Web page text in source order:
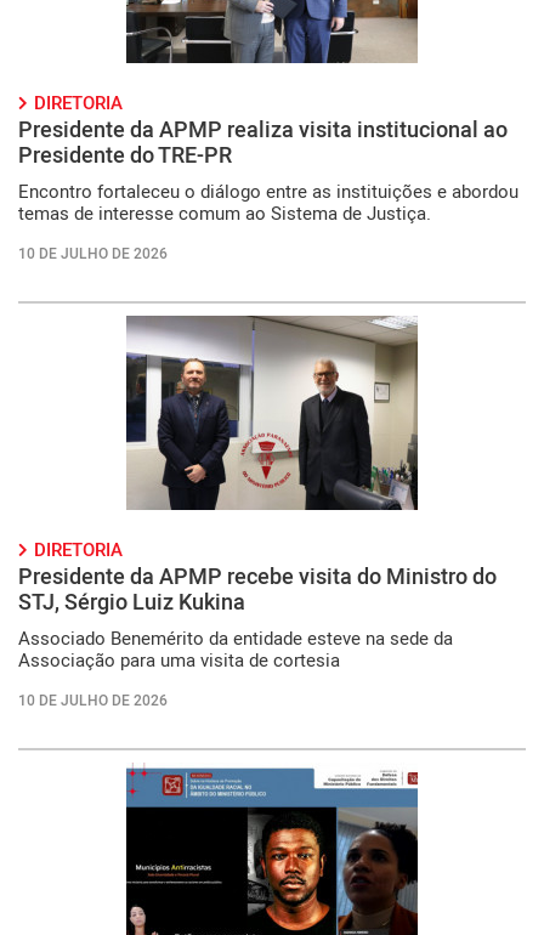
DIRETORIA
Presidente da APMP realiza visita institucional ao
Presidente do TRE-PR
Encontro fortaleceu o diálogo entre as instituições e abordou
temas de interesse comum ao Sistema de Justiça.
10 DE JULHO DE 2026
DIRETORIA
Presidente da APMP recebe visita do Ministro do
STJ, Sérgio Luiz Kukina
Associado Benemérito da entidade esteve na sede da
Associação para uma visita de cortesia
10 DE JULHO DE 2026